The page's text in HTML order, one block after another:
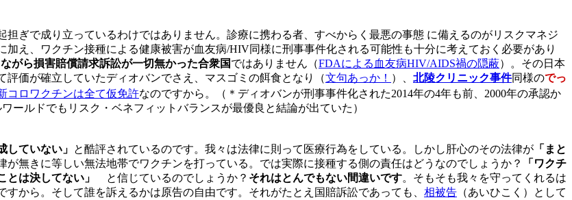
ぎで成り立っているわけではありません。診療に携わる者、すべからく最悪の事態 に備えるのがリスクマネジ
え、ワクチン接種による健康被害が血友病/HIV同様に刑事事件化される可能性も十分に考えておく必要があり
がら損害賠償請求訴訟が一切無かった合衆国ではありません（FDAによる 血友病HIV/AIDS禍の隠蔽）。その日本
価が確立していたディオバンでさえ、マスゴミの餌食となり
（文句あっか！ ）、 北陵クリニック事件同様のでっ
コロワクチンは全て仮免許なのですから。（＊ディオバンが刑事事件化された2014年の4年も前、2000年の承認か
ールドでもリスク・ベネフィットバランスが最優良と結論が出ていた）
していない」 と酷評されているのです。我々は法律に則って医療行為をしている。しかし肝心のその法律が 「まと
が無きに等しい無法地帯でワクチンを打っている。では実際に接種する側の責任はどうなのでしょうか？
「ワクチ
は決してない」
と信じているのでしょうか？ それはとんでもない間違いです。そもそも我々を守ってくれるは
すから。そして誰を訴えるかは原告の自由です。それがたとえ国賠訴訟であっても、 相被告 （あいひこく）として